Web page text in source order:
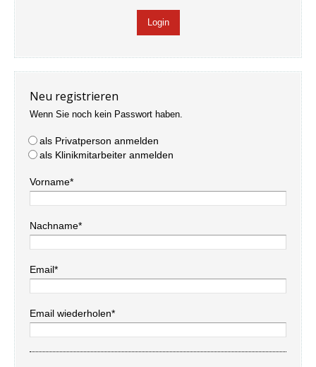
Neu registrieren
Wenn Sie noch kein Passwort haben.
als Privatperson anmelden
als Klinikmitarbeiter anmelden
Vorname*
Nachname*
Email*
Email wiederholen*